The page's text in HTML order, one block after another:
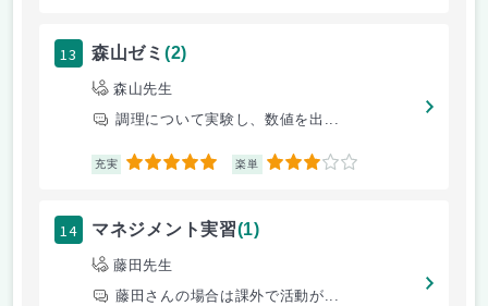
13 森山ゼミ (2)
森山先生
調理について実験し、数値を出...
充実 5 楽単 3
14 マネジメント実習(1)
藤田先生
藤田さんの場合は課外で活動が...